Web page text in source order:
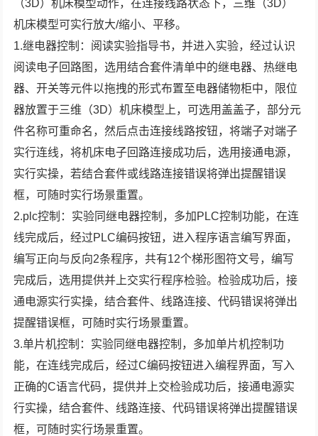
（3D）机床模型动作，在连接线路状态下，三维（3D）
机床模型可实行放大/缩小、平移。
1.继电器控制：阅读实验指导书，并进入实验，经过认识
阅读电子回路图，选用结合套件清单中的继电器、热继电
器、开关等元件以拖拽的形式布置至电器储物柜中，限位
器放置于三维（3D）机床模型上，可选用盖盖子，部分元
件名称可重命名，然后点击连接线路按钮，将端子对端子
实行连线，将机床电子回路连接成功后，选用接通电源，
实行实操，若结合套件或线路连接错误将弹出提醒错误
框，可随时实行场景重置。
2.plc控制：实验同继电器控制，多加PLC控制功能，在连
线完成后，经过PLC编码按钮，进入程序语言编写界面，
编写正向与反向2条程序，共有12个梯形图符文号，编写
完成后，选用提供并上交实行程序检验。检验成功后，接
通电源实行实操，结合套件、线路连接、代码错误将弹出
提醒错误框，可随时实行场景重置。
3.单片机控制：实验同继电器控制，多加单片机控制功
能，在连线完成后，经过C编码按钮进入编程界面，写入
正确的C语言代码，提供并上交检验成功后，接通电源实
行实操，结合套件、线路连接、代码错误将弹出提醒错误
框，可随时实行场景重置。